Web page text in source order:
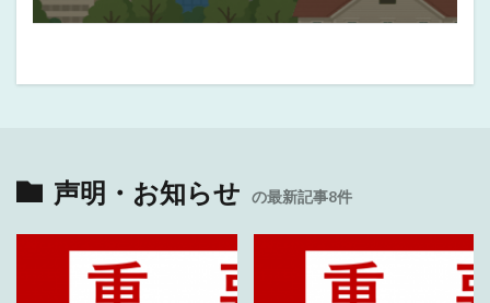
声明・お知らせ の最新記事8件